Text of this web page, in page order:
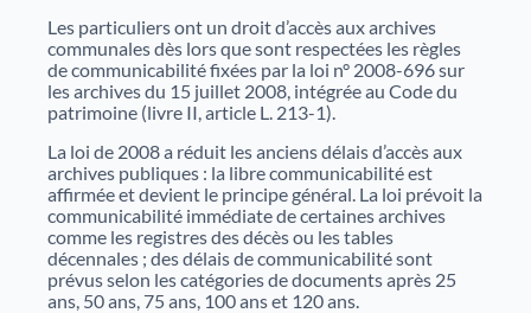
Les particuliers ont un droit d’accès aux archives
communales dès lors que sont respectées les règles
de communicabilité fixées par la loi n° 2008-696 sur
les archives du 15 juillet 2008, intégrée au Code du
patrimoine (livre II, article L. 213-1).
La loi de 2008 a réduit les anciens délais d’accès aux
archives publiques : la libre communicabilité est
affirmée et devient le principe général. La loi prévoit la
communicabilité immédiate de certaines archives
comme les registres des décès ou les tables
décennales ; des délais de communicabilité sont
prévus selon les catégories de documents après 25
ans, 50 ans, 75 ans, 100 ans et 120 ans.
Afin de vous aider dans vos recherches historiques,
administratives ou généalogiques, nous vous
proposons des fiches d'aide portant sur des
Famille et généalogie
Affaires de nationalité et émigration